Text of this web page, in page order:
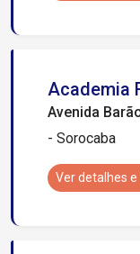
Academia
Avenida
- Sorocaba
Ver detalhes